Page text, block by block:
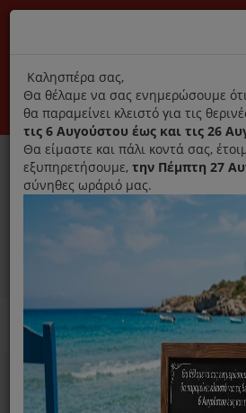
Αποκλειστικά γνήσια ανταλλακτικά
Σύνδεση Εγγραφή
Ανταλλακτικά ηλεκτρικών συσκευών
Home Σκούπα
Αξεσουάρ/
Πέλματα
title
Καλησπέρα σας,
Θα θέλαμε να σας ενημερώσουμε
θα παραμείνει κλειστό για τις
τις 6 Αυγούστου έως και τις 26
Θα είμαστε και πάλι κοντά σας,
εξυπηρετήσουμε, την Πέμπτη 27
σύνηθες ωράριό μας.